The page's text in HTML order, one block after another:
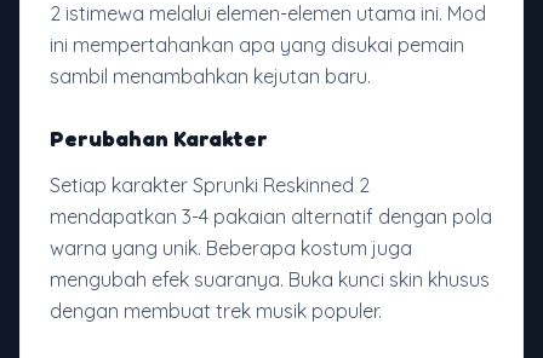
2 istimewa melalui elemen-elemen utama ini. Mod
ini mempertahankan apa yang disukai pemain
sambil menambahkan kejutan baru.
Perubahan Karakter
Setiap karakter Sprunki Reskinned 2
mendapatkan 3-4 pakaian alternatif dengan pola
warna yang unik. Beberapa kostum juga
mengubah efek suaranya. Buka kunci skin khusus
dengan membuat trek musik populer.